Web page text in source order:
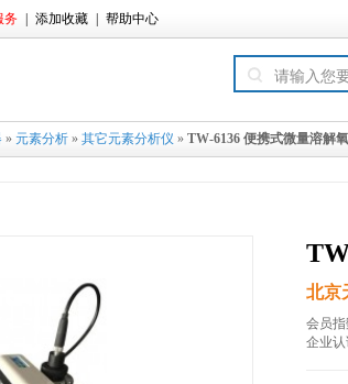
务 添加收藏 帮助中心
» 元素分析 » 其它元素分析仪 » TW-6136 便携式微量溶解
北京
会员指
企业认